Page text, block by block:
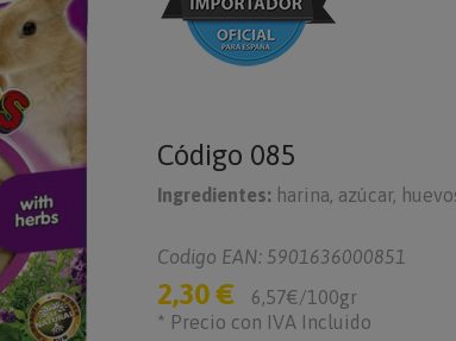
Código 085
Ingredientes: harina, azúcar,
Codigo EAN: 5901636000851
2,30 €
6,57€/100gr
* Precio con IVA Incluido